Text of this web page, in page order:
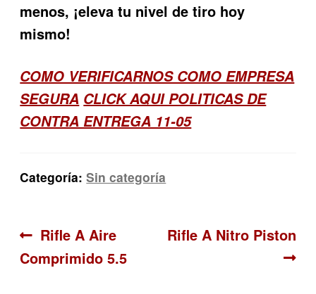
menos, ¡eleva tu nivel de tiro hoy
mismo!
COMO VERIFICARNOS COMO EMPRESA
SEGURA CLICK AQUI POLITICAS DE
CONTRA ENTREGA 11-05
Categoría:Sin categoría
Navegación
de
Anterior:
Rifle A Aire
Comprimido 5.5
Siguiente:
Rifle A Nitro Piston